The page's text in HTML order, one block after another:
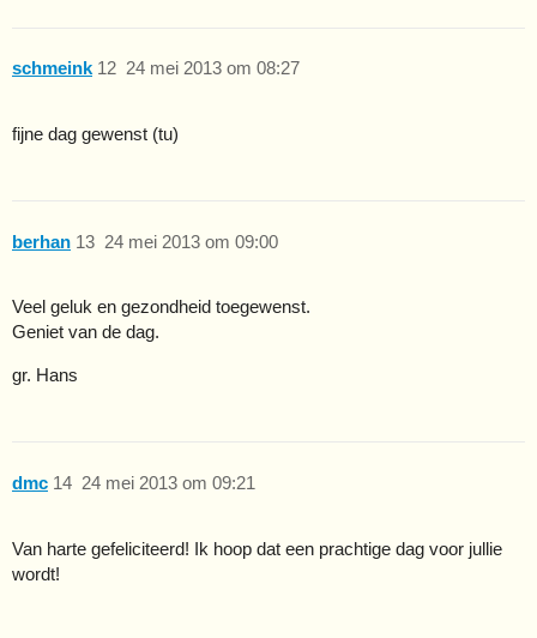
schmeink 24 mei 2013 om 08:27
12
fijne dag gewenst (tu)
berhan 24 mei 2013 om 09:00
13
Veel geluk en gezondheid toegewenst.
Geniet van de dag.
gr. Hans
dmc 24 mei 2013 om 09:21
14
Van harte gefeliciteerd! Ik hoop dat een prachtige dag voor jullie
wordt!